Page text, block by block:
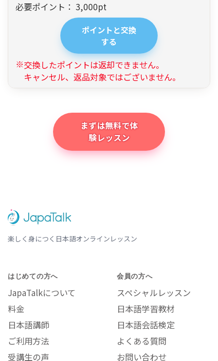
必要ポイント： 3,000pt
ポイントと交換
する
交換したポイントは返却できません。
キャンセル、返品対象ではございません。
まずは無料で体
験レッスン
楽しく身につく日本語オンラインレッスン
はじめての方へ
JapaTalkについて
料金
日本語講師
ご利用方法
受講生の声
会員の方へ
スペシャルレッスン
日本語学習教材
日本語会話検定
よくある質問
お問い合わせ